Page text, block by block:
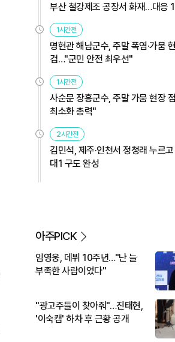
부산 철강제조 공장서 화재…대응
1시간전
명현관 해남군수, 주말 폭염·가뭄
검…"군민 안전 최우선"
1시간전
사순문 장흥군수, 주말 가뭄 현장
최소화 총력"
2시간전
김민석, 제주·인천서 정청래 누르
대1 구도 완성
아주PICK
임영웅, 데뷔 10주년…"난 늘
부족한 사람이었다"
"광고주들이 찾아줘"…진태현,
'이숙캠' 하차 후 근황 공개